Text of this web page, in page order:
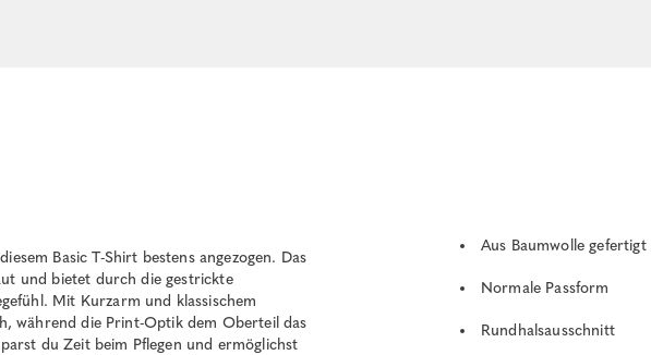
Basic T-Shirt bestens angezogen. Das
und bietet durch die gestrickte
Mit Kurzarm und klassischem
während die Print-Optik dem Oberteil das
du Zeit beim Pflegen und ermöglichst
Aus Baumwolle gefertigt
Normale Passform
Rundhalsausschnitt